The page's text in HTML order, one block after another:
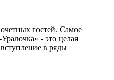
гостей. Самое
- это целая
в ряды